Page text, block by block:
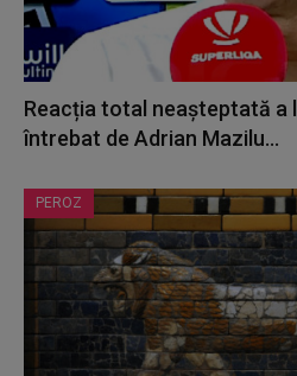
Reacția total neașteptată a
întrebat de Adrian Mazilu...
PEROZ